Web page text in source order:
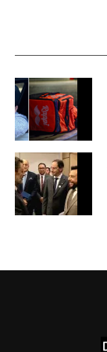
millones de
trimestre, cifra
en
Como
clandestina en
explosión en
saldo de 137